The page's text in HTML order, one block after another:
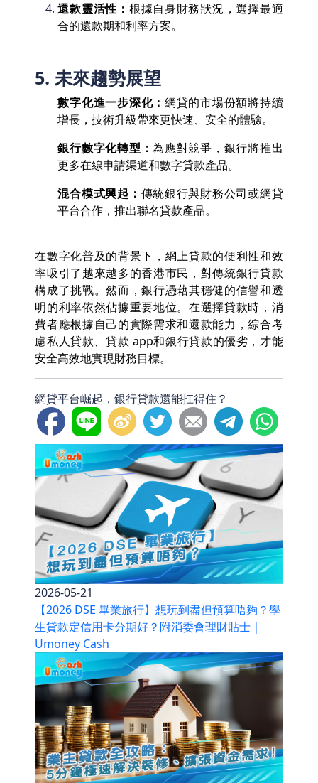
還款靈活性： 根據自身財務狀況，選擇最適
合的還款期和利率方案。
5. 未來趨勢展望
數字化進一步深化： 網貸的市場份額將持續
增長，技術升級帶來更快速、安全的體驗。
銀行數字化轉型：為應對競爭，銀行將推出
更多在線申請渠道和數字貸款產品。
混合模式興起： 傳統銀行與財務公司或網貸
平台合作，推出聯名貸款產品。
在數字化普及的背景下，網上貸款的便利性和效
率吸引了越來越多的香港市民，對傳統銀行貸款
構成了挑戰。然而，銀行憑藉其穩健的信譽和透
明的利率依然佔據重要地位。在選擇貸款時，消
費者應根據自己的實際需求和還款能力，綜合考
慮私人貸款、貸款 app和銀行貸款的優劣，才能
安全高效地實現財務目標。
網貸平台崛起，銀行貸款還能扛得住？
2026-05-21
【2026 DSE 畢業旅行】想玩到盡但預算唔夠？學
生貸款定信用卡分期好？附消委會理財貼士｜
Umoney Cash